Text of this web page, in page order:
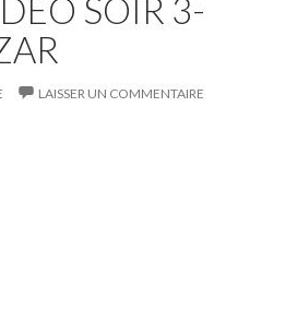
SOIR 3-
LAISSER UN COMMENTAIRE